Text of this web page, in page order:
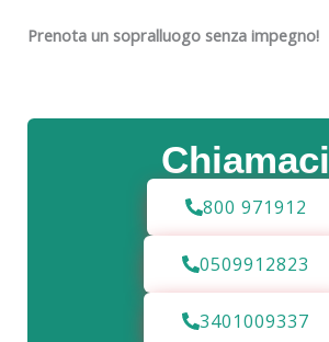
Chiamaci
800 971912
0509912823
3401009337
Prenota un sopralluogo senza impegno!